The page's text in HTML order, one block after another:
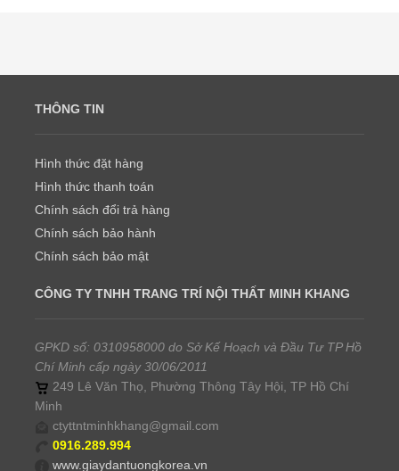
THÔNG TIN
Hình thức đặt hàng
Hình thức thanh toán
Chính sách đổi trả hàng
Chính sách bảo hành
Chính sách bảo mật
CÔNG TY TNHH TRANG TRÍ NỘI THẤT MINH KHANG
GPKD số: 0310958000 do Sở Kế Hoạch và Đầu Tư TP Hồ
Chí Minh cấp ngày 30/06/2011
249 Lê Văn Thọ, Phường Thông Tây Hội, TP Hồ Chí
Minh
ctyttntminhkhang@gmail.com
0916.289.994
www.giaydantuongkorea.vn